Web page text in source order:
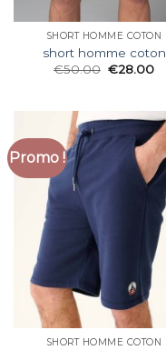
SHORT HOMME COTON
short homme coton
€50.00 €28.00
Promo !
SHORT HOMME COTON